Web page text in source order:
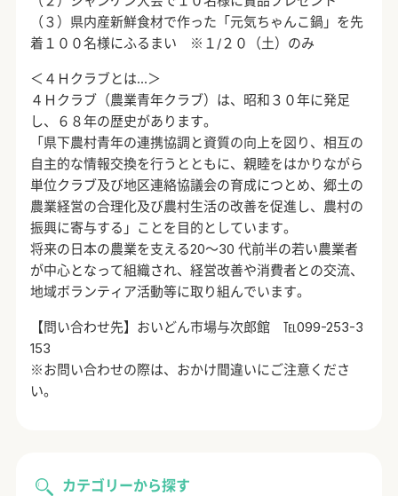
カテゴリーから探す
（３）県内産新鮮食材で作った「元気ちゃんこ鍋」を先
着１００名様にふるまい ※１/２０（土）のみ
＜４Ｈクラブとは…＞
４Ｈクラブ（農業青年クラブ）は、昭和３０年に発足
し、６８年の歴史があります。
「県下農村青年の連携協調と資質の向上を図り、相互の
自主的な情報交換を行うとともに、親睦をはかりながら
単位クラブ及び地区連絡協議会の育成につとめ、郷土の
農業経営の合理化及び農村生活の改善を促進し、農村の
振興に寄与する」ことを目的としています。
将来の日本の農業を支える20～30 代前半の若い農業者
が中心となって組織され、経営改善や消費者との交流、
地域ボランティア活動等に取り組んでいます。
【問い合わせ先】おいどん市場与次郎館 ℡099-253-3
153
※お問い合わせの際は、おかけ間違いにご注意くださ
い。